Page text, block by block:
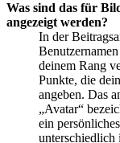
Was sind das für
angezeigt werden?
In der
deinem Rang
Punkte, die
angeben. Das
„Avatar“
ein
unterschiedlich